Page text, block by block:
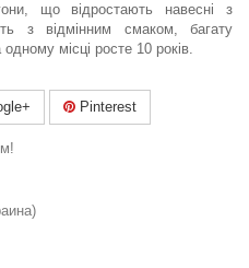
що відростають навесні з
з відмінним смаком, багату
місці росте 10 років.
Pinterest